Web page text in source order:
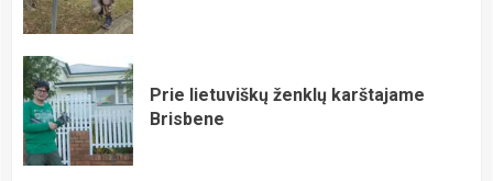
Prie lietuviškų ženklų karštajame
Brisbene